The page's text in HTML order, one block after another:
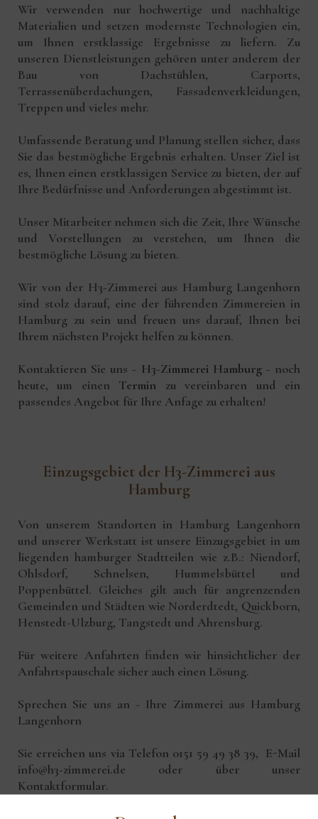
Wir verwenden nur hochwertige und nachhaltige
Materialien und setzen modernste Technologien ein,
um Ihnen erstklassige Ergebnisse zu liefern. Zu
unseren Dienstleistungen gehören unter anderem der
Bau von Dachstühlen, Carports,
Terrassenüberdachungen, Fassadenverkleidungen,
Treppen und vieles mehr.
Umfassende Beratung und Planung stellen sicher, dass
Sie das bestmögliche Ergebnis erhalten. Unser Ziel ist
es, Ihnen einen erstklassigen Service zu bieten, der auf
Ihre Bedürfnisse und Anforderungen abgestimmt ist.
Unser Mitarbeiter nehmen sich die Zeit, Ihre Wünsche
und Vorstellungen zu verstehen, um Ihnen die
bestmögliche Lösung zu bieten.
Wir von der H3-Zimmerei aus Hamburg Langenhorn
sind stolz darauf, eine der führenden Zimmereien in
Hamburg zu sein und freuen uns darauf, Ihnen bei
Ihrem nächsten Projekt helfen zu können.
Kontaktieren Sie uns - H3-Zimmerei Hamburg- noch
heute, um einen Termin zu vereinbaren und ein
passendes Angebot für Ihre Anfage zu erhalten!
Einzugsgebiet der H3-Zimmerei aus
Hamburg
Von unserem Standorten in Hamburg Langenhorn
und unserer Werkstatt ist unsere Einzugsgebiet in um
liegenden hamburger Stadtteilen wie z.B.: Niendorf,
Ohlsdorf, Schnelsen, Hummelsbüttel und
Poppenbüttel. Gleiches gilt auch für angrenzenden
Gemeinden und Städten wie Norderdtedt, Quickborn,
Henstedt-Ulzburg, Tangstedt und Ahrensburg.
Für weitere Anfahrten finden wir hinsichtlicher der
Anfahrtspauschale sicher auch einen Lösung.
Sprechen Sie uns an - Ihre Zimmerei aus Hamburg
Langenhorn
Sie erreichen uns via Telefon 0151 59 49 38 39, E-Mail
info@h3-zimmerei.de oder über unser
Kontaktformular.